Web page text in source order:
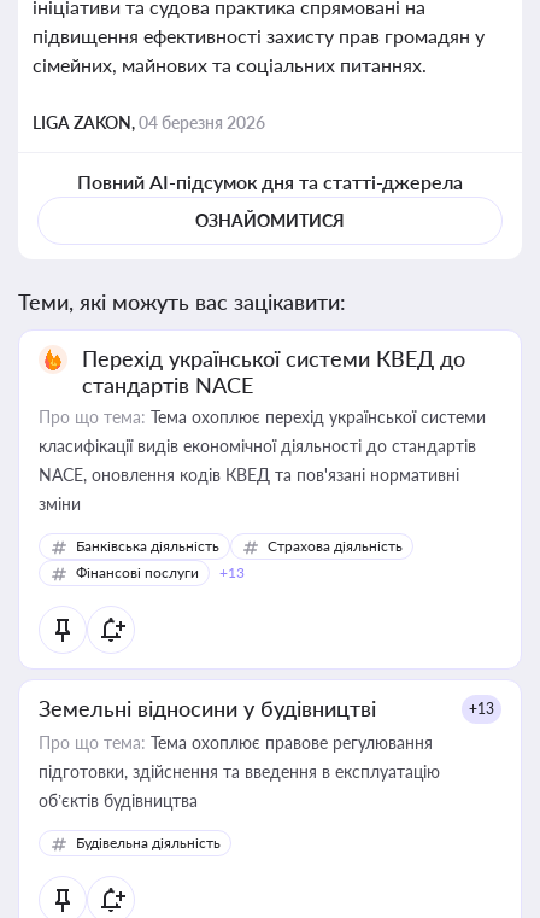
ініціативи та судова практика спрямовані на
підвищення ефективності захисту прав громадян у
сімейних, майнових та соціальних питаннях.
LIGA ZAKON,04 березня 2026
Повний AI-підсумок дня та статті-джерела
ОЗНАЙОМИТИСЯ
Теми, які можуть вас зацікавити:
Перехід української системи КВЕД до
стандартів NACE
Про що тема: Тема охоплює перехід української системи
класифікації видів економічної діяльності до стандартів
NACE, оновлення кодів КВЕД та пов'язані нормативні
зміни
Банківська діяльність
Страхова діяльність
Фінансові послуги
+13
Земельні відносини у будівництві +13
Про що тема: Тема охоплює правове регулювання
підготовки, здійснення та введення в експлуатацію
об’єктів будівництва
Будівельна діяльність